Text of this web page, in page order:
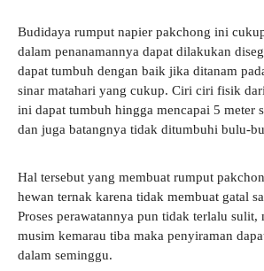
Budidaya rumput napier pakchong ini
dalam penanamannya dapat dilakukan
dapat tumbuh dengan baik jika ditanam
sinar matahari yang cukup. Ciri ciri fisik
ini dapat tumbuh hingga mencapai 5 meter
dan juga batangnya tidak ditumbuhi bulu-
Hal tersebut yang membuat rumput
hewan ternak karena tidak membuat gatal
Proses perawatannya pun tidak terlalu sulit,
musim kemarau tiba maka penyiraman
dalam seminggu.